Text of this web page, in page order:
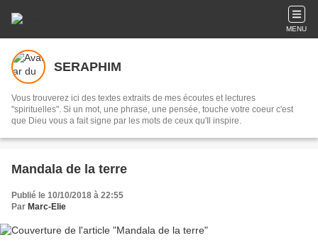
MENU
SERAPHIM
Vous trouverez ici des textes extraits de mes écoutes et lectures
"spirituelles". Si un mot, une phrase, une pensée, touche votre coeur c'est
que Dieu vous a fait signe par les mots de ceux qu'Il inspire.
Mandala de la terre
Publié le 10/10/2018 à 22:55
Par Marc-Elie